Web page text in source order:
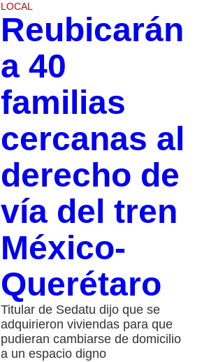
LOCAL
Reubicarán
a 40
familias
cercanas al
derecho de
vía del tren
México-
Querétaro
Titular de Sedatu dijo que se
adquirieron viviendas para que
pudieran cambiarse de domicilio
a un espacio digno